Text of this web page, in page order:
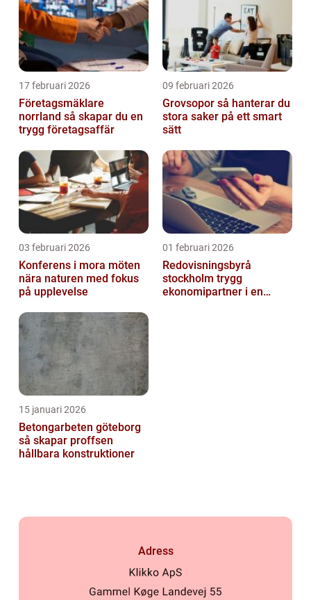
17 februari 2026
Företagsmäklare
norrland så skapar du en
trygg företagsaffär
09 februari 2026
Grovsopor så hanterar du
stora saker på ett smart
sätt
03 februari 2026
Konferens i mora möten
nära naturen med fokus
på upplevelse
01 februari 2026
Redovisningsbyrå
stockholm trygg
ekonomipartner i en
15 januari 2026
Betongarbeten göteborg
så skapar proffsen
hållbara konstruktioner
Adress